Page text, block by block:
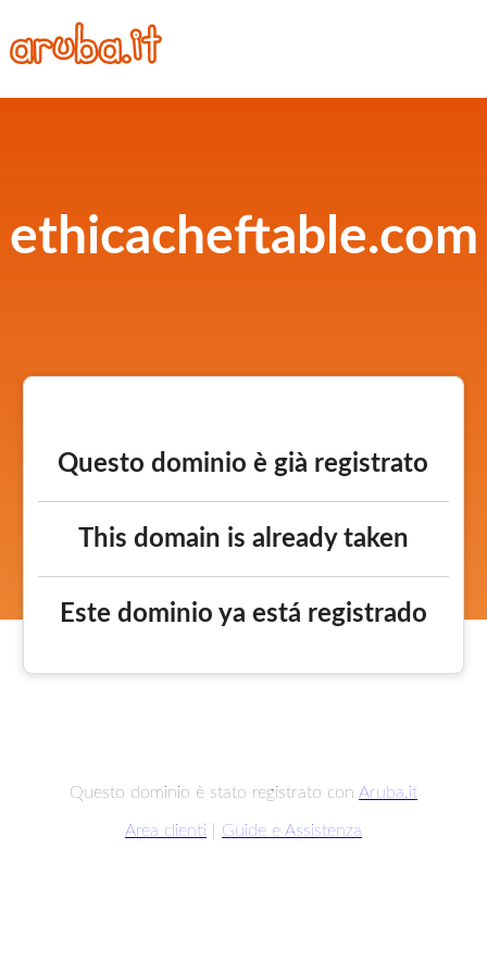
ethicacheftable.com
Questo dominio è già registrato
This domain is already taken
Este dominio ya está registrado
Questo dominio è stato registrato con Aruba.it
Area clienti Guide e Assistenza